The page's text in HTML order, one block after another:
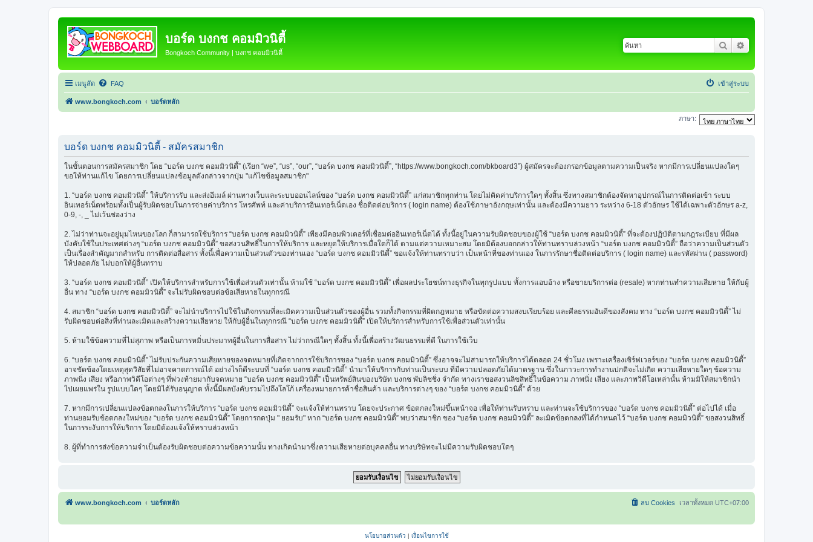
บอร์ด บงกช คอมมิวนิตี้
Bongkoch Community | บงกช คอมมิวนิตี้
ค้นหา
เมนูลัด FAQ เข้าสู่ระบบ
www.bongkoch.com บอร์ดหลัก
ภาษา:
บอร์ด บงกช คอมมิวนิตี้ - สมัครสมาชิก
ในขั้นตอนการสมัครสมาชิก โดย “บอร์ด บงกช คอมมิวนิตี้” (เรียก “we”, “us”, “our”, “บอร์ด บงกช คอมมิวนิตี้”, “https://www.bongkoch.com/bkboard3”) ผู้สมัครจะต้องกรอกข้อมูลตามความเป็นจริง หากมีการเปลี่ยนแปลงใดๆ
ขอให้ท่านแก้ไข โดยการเปลี่ยนแปลงข้อมูลดังกล่าวจากปุ่ม "แก้ไขข้อมูลสมาชิก"
1. “บอร์ด บงกช คอมมิวนิตี้” ให้บริการรับ และส่งอีเมล์ ผ่านทางเว็บและระบบออนไลน์ของ “บอร์ด บงกช คอมมิวนิตี้” แก่สมาชิกทุกท่าน โดยไม่คิดค่าบริการใดๆ ทั้งสิ้น ซึ่งทางสมาชิกต้องจัดหาอุปกรณ์ในการติดต่อเข้า ระบบ
อินเทอร์เน็ตพร้อมทั้งเป็นผู้รับผิดชอบในการจ่ายค่าบริการ โทรศัพท์ และค่าบริการอินเทอร์เน็ตเอง ชื่อติดต่อบริการ ( login name) ต้องใช้ภาษาอังกฤษเท่านั้น และต้องมีความยาว ระหว่าง 6-18 ตัวอักษร ใช้ได้เฉพาะตัวอักษร a-z,
0-9, -, _ ไม่เว้นช่องว่าง
2. ไม่ว่าท่านจะอยู่มุมไหนของโลก ก็สามารถใช้บริการ “บอร์ด บงกช คอมมิวนิตี้” เพียงมีคอมพิวเตอร์ที่เชื่อมต่ออินเทอร์เน็ตได้ ทั้งนี้อยู่ในความรับผิดชอบของผู้ใช้ “บอร์ด บงกช คอมมิวนิตี้” ที่จะต้องปฏิบัติตามกฎระเบียบ ที่มีผล
บังคับใช้ในประเทศต่างๆ “บอร์ด บงกช คอมมิวนิตี้” ขอสงวนสิทธิ์ในการให้บริการ และหยุดให้บริการเมื่อใดก็ได้ ตามแต่ความเหมาะสม โดยมิต้องบอกกล่าวให้ท่านทราบล่วงหน้า “บอร์ด บงกช คอมมิวนิตี้” ถือว่าความเป็นส่วนตัว
เป็นเรื่องสำคัญมากสำหรับ การติดต่อสื่อสาร ทั้งนี้เพื่อความเป็นส่วนตัวของท่านเอง “บอร์ด บงกช คอมมิวนิตี้” ขอแจ้งให้ท่านทราบว่า เป็นหน้าที่ของท่านเอง ในการรักษาชื่อติดต่อบริการ ( login name) และรหัสผ่าน ( password)
ให้ปลอดภัย ไม่บอกให้ผู้อื่นทราบ
3. “บอร์ด บงกช คอมมิวนิตี้” เปิดให้บริการสำหรับการใช้เพื่อส่วนตัวเท่านั้น ห้ามใช้ “บอร์ด บงกช คอมมิวนิตี้” เพื่อผลประโยชน์ทางธุรกิจในทุกรูปแบบ ทั้งการแอบอ้าง หรือขายบริการต่อ (resale) หากท่านทำความเสียหาย ให้กับผู้
อื่น ทาง “บอร์ด บงกช คอมมิวนิตี้” จะไม่รับผิดชอบต่อข้อเสียหายในทุกกรณี
4. สมาชิก “บอร์ด บงกช คอมมิวนิตี้” จะไม่นำบริการไปใช้ในกิจกรรมที่ละเมิดความเป็นส่วนตัวของผู้อื่น รวมทั้งกิจกรรมที่ผิดกฎหมาย หรือขัดต่อความสงบเรียบร้อย และศีลธรรมอันดีของสังคม ทาง “บอร์ด บงกช คอมมิวนิตี้” ไม่
รับผิดชอบต่อสิ่งที่ท่านละเมิดและสร้างความเสียหาย ให้กับผู้อื่นในทุกกรณี “บอร์ด บงกช คอมมิวนิตี้” เปิดให้บริการสำหรับการใช้เพื่อส่วนตัวเท่านั้น
5. ห้ามใช้ข้อความที่ไม่สุภาพ หรือเป็นการหมิ่นประมาทผู้อื่นในการสื่อสาร ไม่ว่ากรณีใดๆ ทั้งสิ้น ทั้งนี้เพื่อสร้างวัฒนธรรมที่ดี ในการใช้เว็บ
6. “บอร์ด บงกช คอมมิวนิตี้” ไม่รับประกันความเสียหายของจดหมายที่เกิดจากการใช้บริการของ “บอร์ด บงกช คอมมิวนิตี้” ซึ่งอาจจะไม่สามารถให้บริการได้ตลอด 24 ชั่วโมง เพราะเครื่องเซิร์ฟเวอร์ของ “บอร์ด บงกช คอมมิวนิตี้”
อาจขัดข้องโดยเหตุสุดวิสัยที่ไม่อาจคาดการณ์ได้ อย่างไรก็ดีระบบที่ “บอร์ด บงกช คอมมิวนิตี้” นำมาให้บริการกับท่านเป็นระบบ ที่มีความปลอดภัยได้มาตรฐาน ซึ่งในภาวะการทำงานปกติจะไม่เกิด ความเสียหายใดๆ ข้อความ
ภาพนิ่ง เสียง หรือภาพวิดีโอต่างๆ ที่พ่วงท้ายมากับจดหมาย “บอร์ด บงกช คอมมิวนิตี้” เป็นทรัพย์สินของบริษัท บงกช พับลิชชิ่ง จำกัด ทางเราขอสงวนลิขสิทธิ์ในข้อความ ภาพนิ่ง เสียง และภาพวิดีโอเหล่านั้น ห้ามมิให้สมาชิกนำ
ไปเผยแพร่ใน รูปแบบใดๆ โดยมิได้รับอนุญาต ทั้งนี้มีผลบังคับรวมไปถึงโลโก้ เครื่องหมายการค้าชื่อสินค้า และบริการต่างๆ ของ “บอร์ด บงกช คอมมิวนิตี้” ด้วย
7. หากมีการเปลี่ยนแปลงข้อตกลงในการให้บริการ “บอร์ด บงกช คอมมิวนิตี้” จะแจ้งให้ท่านทราบ โดยจะประกาศ ข้อตกลงใหม่ขึ้นหน้าจอ เพื่อให้ท่านรับทราบ และท่านจะใช้บริการของ “บอร์ด บงกช คอมมิวนิตี้” ต่อไปได้ เมื่อ
ท่านยอมรับข้อตกลงใหม่ของ “บอร์ด บงกช คอมมิวนิตี้” โดยการกดปุ่ม " ยอมรับ" หาก “บอร์ด บงกช คอมมิวนิตี้” พบว่าสมาชิก ของ “บอร์ด บงกช คอมมิวนิตี้” ละเมิดข้อตกลงที่ได้กำหนดไว้ “บอร์ด บงกช คอมมิวนิตี้” ขอสงวนสิทธิ์
ในการระงับการให้บริการ โดยมิต้องแจ้งให้ทราบล่วงหน้า
8. ผู้ที่ทำการส่งข้อความจำเป็นต้องรับผิดชอบต่อความข้อความนั้น ทางเกิดนำมาซึ่งความเสียหายต่อบุคคลอื่น ทางบริษัทจะไม่มีความรับผิดชอบใดๆ
www.bongkoch.com บอร์ดหลัก เวลาทั้งหมด UTC+07:00
ลบ Cookies
นโยบายส่วนตัว | เงื่อนไขการใช้